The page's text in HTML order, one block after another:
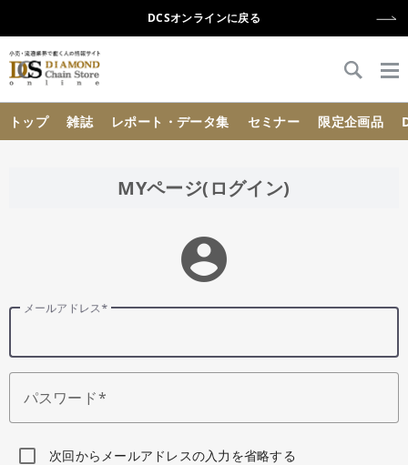
DCSオンラインに戻る
トップ 雑誌 レポート・データ集 セミナー 限定企画品
MYページ(ログイン)
account_circle
メールアドレス
パスワード
次回からメールアドレスの入力を省略する